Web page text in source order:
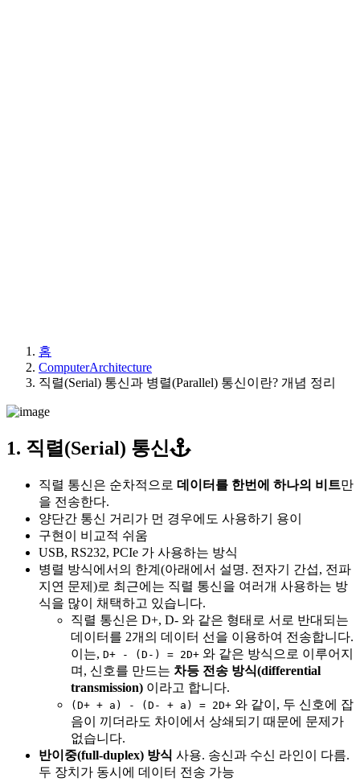
홈
ComputerArchitecture
직렬(Serial) 통신과 병렬(Parallel) 통신이란? 개념 정리
1. 직렬(Serial) 통신
직렬 통신은 순차적으로 데이터를 한번에 하나의 비트만
을 전송한다.
양단간 통신 거리가 먼 경우에도 사용하기 용이
구현이 비교적 쉬움
USB, RS232, PCIe 가 사용하는 방식
병렬 방식에서의 한계(아래에서 설명. 전자기 간섭, 전파
지연 문제)로 최근에는 직렬 통신을 여러개 사용하는 방
식을 많이 채택하고 있습니다.
직렬 통신은 D+, D- 와 같은 형태로 서로 반대되는
데이터를 2개의 데이터 선을 이용하여 전송합니다.
이는, D+ - (D-) = 2D+ 와 같은 방식으로 이루어지
며, 신호를 만드는 차등 전송 방식(differential
transmission) 이라고 합니다.
(D+ + a) - (D- + a) = 2D+ 와 같이, 두 신호에 잡
음이 끼더라도 차이에서 상쇄되기 때문에 문제가
없습니다.
반이중(full-duplex) 방식 사용. 송신과 수신 라인이 다름.
두 장치가 동시에 데이터 전송 가능